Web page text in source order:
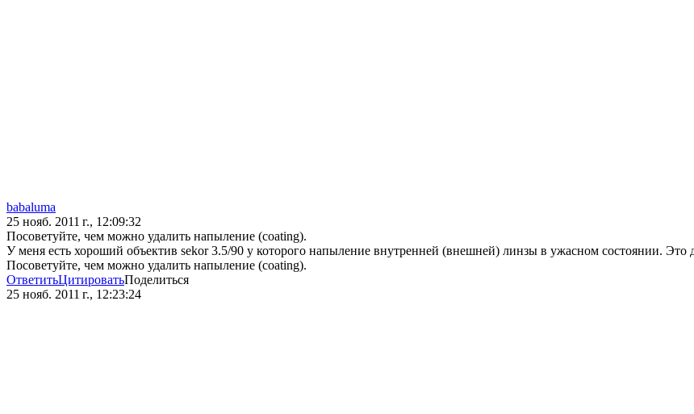
babaluma
25 нояб. 2011 г., 12:09:32
Посоветуйте, чем можно удалить напыление (coating).
У меня есть хороший объектив sekor 3.5/90 у которого напыление внутренней (внешней) линзы в ужасном состоянии. Это
Посоветуйте, чем можно удалить напыление (coating).
ОтветитьЦитироватьПоделиться
25 нояб. 2011 г., 12:23:24